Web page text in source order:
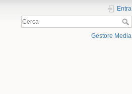
Entra
Gestore Media